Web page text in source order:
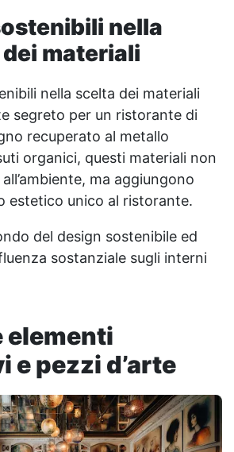
nella
materiali
nella scelta dei materiali
segreto per un ristorante di
recuperato al metallo
organici, questi materiali non
ma aggiungono
estetico unico al ristorante.
del design sostenibile ed
sostanziale sugli interni
elementi
e pezzi d’arte